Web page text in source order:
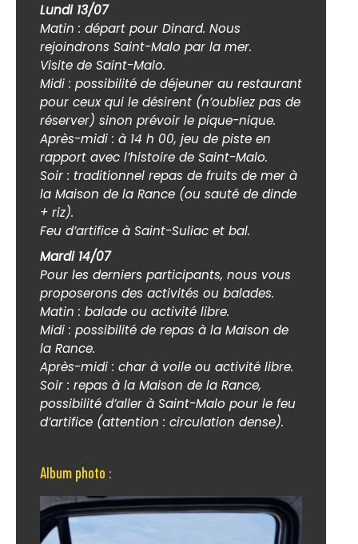
Lundi 13/07
Matin : départ pour Dinard. Nous
rejoindrons Saint-Malo par la mer.
Visite de Saint-Malo.
Midi : possibilité de déjeuner au restaurant
pour ceux qui le désirent (n’oubliez pas de
réserver) sinon prévoir le pique-nique.
Après-midi : à 14 h 00, jeu de piste en
rapport avec l’histoire de Saint-Malo.
Soir : traditionnel repas de fruits de mer à
la Maison de la Rance (ou sauté de dinde
+ riz).
Feu d’artifice à Saint-Suliac et bal.
Mardi 14/07
Pour les derniers participants, nous vous
proposerons des activités ou balades.
Matin : balade ou activité libre.
Midi : possibilité de repas à la Maison de
la Rance.
Après-midi : char à voile ou activité libre.
Soir : repas à la Maison de la Rance,
possibilité d’aller à Saint-Malo pour le feu
d’artifice (attention : circulation dense).
Album photo :